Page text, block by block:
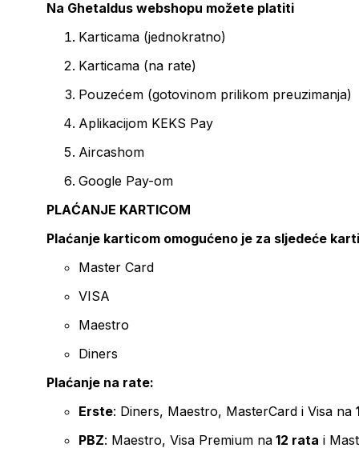
Na Ghetaldus webshopu možete platiti
Karticama (jednokratno)
Karticama (na rate)
Pouzećem (gotovinom prilikom preuzimanja)
Aplikacijom KEKS Pay
Aircashom
Google Pay-om
PLAĆANJE KARTICOM
Plaćanje karticom omogućeno je za sljedeće
Master Card
VISA
Maestro
Diners
Plaćanje na rate:
Erste: Diners, Maestro, MasterCard i Visa na
PBZ: Maestro, Visa Premium na 12 rata i